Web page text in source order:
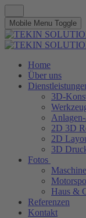
Mobile Menu Toggle
Home
Über uns
3D-
2D 3D
2D
3D
Fotos
Haus &
Referenzen
Kontakt